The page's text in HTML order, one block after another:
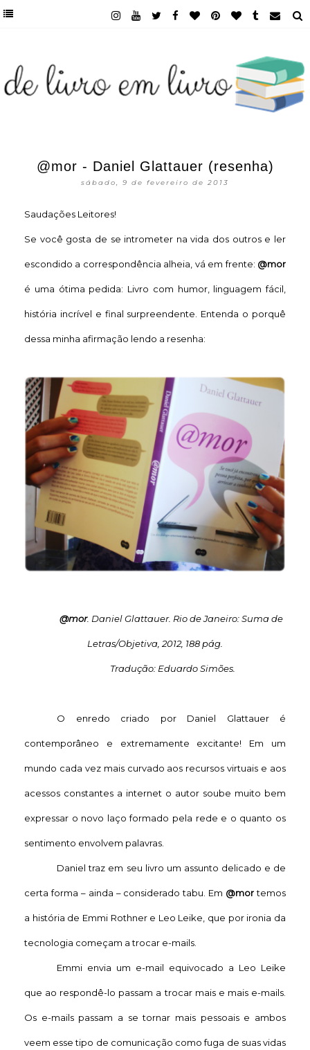
@mor - Daniel Glattauer (resenha)
sábado, 9 de fevereiro de 2013
Saudações Leitores!
Se você gosta de se intrometer na vida dos outros e ler
escondido a correspondência alheia, vá em frente: @mor
é uma ótima pedida: Livro com humor, linguagem fácil,
história incrível e final surpreendente. Entenda o porquê
dessa minha afirmação lendo a resenha:
@mor. Daniel Glattauer. Rio de Janeiro: Suma de
Letras/Objetiva , 2012, 188 pág.
Tradução: Eduardo Simões.
O enredo criado por Daniel Glattauer é
contemporâneo e extremamente excitante! Em um
mundo cada vez mais curvado aos recursos virtuais e aos
acessos constantes a internet o autor soube muito bem
expressar o novo laço formado pela rede e o quanto os
sentimento envolvem palavras.
Daniel traz em seu livro um assunto delicado e de
certa forma – ainda – considerado tabu. Em @mortemos
a história de Emmi Rothner e Leo Leike, que por ironia da
tecnologia começam a trocar e-mails.
Emmi envia um e-mail equivocado a Leo Leike
que ao respondê-lo passam a trocar mais e mais e-mails.
Os e-mails passam a se tornar mais pessoais e ambos
veem esse tipo de comunicação como fuga de suas vidas